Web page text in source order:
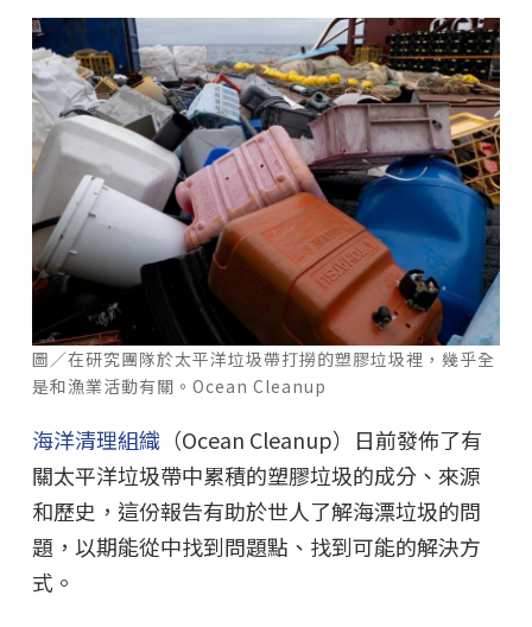
圖／在研究團隊於太平洋垃圾帶打撈的塑膠垃圾裡，幾乎全
是和漁業活動有關。Ocean Cleanup
海洋清理組織（Ocean Cleanup）日前發佈了有
關太平洋垃圾帶中累積的塑膠垃圾的成分、來源
和歷史，這份報告有助於世人了解海漂垃圾的問
題，以期能從中找到問題點、找到可能的解決方
式。